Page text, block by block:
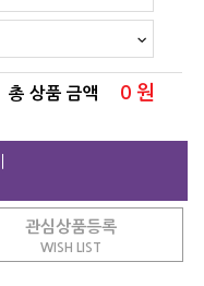
총 상품 금액 0 원
관심상품등록
WISH LIST